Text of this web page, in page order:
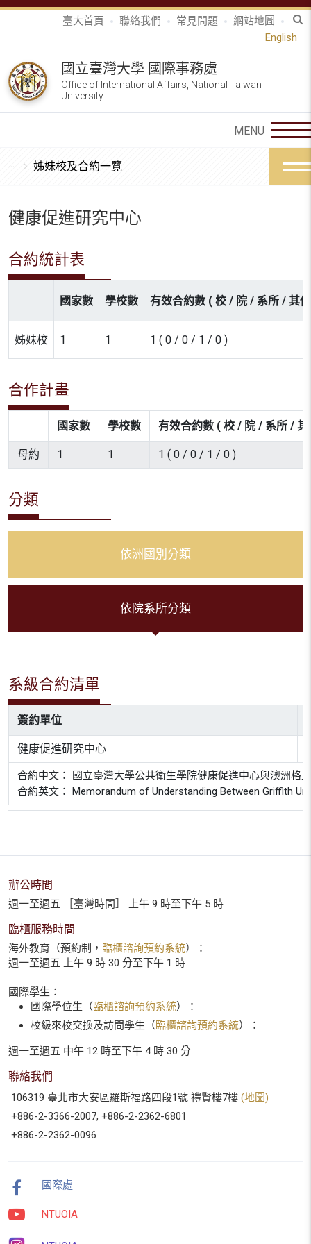
臺大首頁 聯絡我們 常見問題
網站地圖
English
國立臺灣大學 國際事務處
Office of International Affairs, National Taiwan
University
姊妹校及合約一覽
健康促進研究中心
合約統計表
國家數 學校數 有效合約數 ( 校 / 院 / 系所 / 其
姊妹校 1 1 1 ( 0 / 0 / 1 / 0 )
合作計畫
國家數 學校數 有效合約數 ( 校 / 院 / 系所 / 其
母約 1 1 1 ( 0 / 0 / 1 / 0 )
分類
依洲國別分類
依院系所分類
系級合約清單
簽約單位
健康促進研究中心
合約中文： 國立臺灣大學公共衛生學院健康促進中心與澳洲格
合約英文： Memorandum of Understanding Between Griffith
辦公時間
週一至週五 ［臺灣時間］ 上午 9 時至下午 5 時
臨櫃服務時間
海外教育（預約制， 臨櫃諮詢預約系統）：
週一至週五 上午 9 時 30 分至下午 1 時
國際學生：
國際學位生（臨櫃諮詢預約系統）：
校級來校交換及訪問學生（臨櫃諮詢預約系統）：
週一至週五 中午 12 時至下午 4 時 30 分
聯絡我們
106319 臺北市大安區羅斯福路四段1號 禮賢樓7樓 (地圖)
+886-2-3366-2007, +886-2-2362-6801
+886-2-2362-0096
國際處
NTUOIA